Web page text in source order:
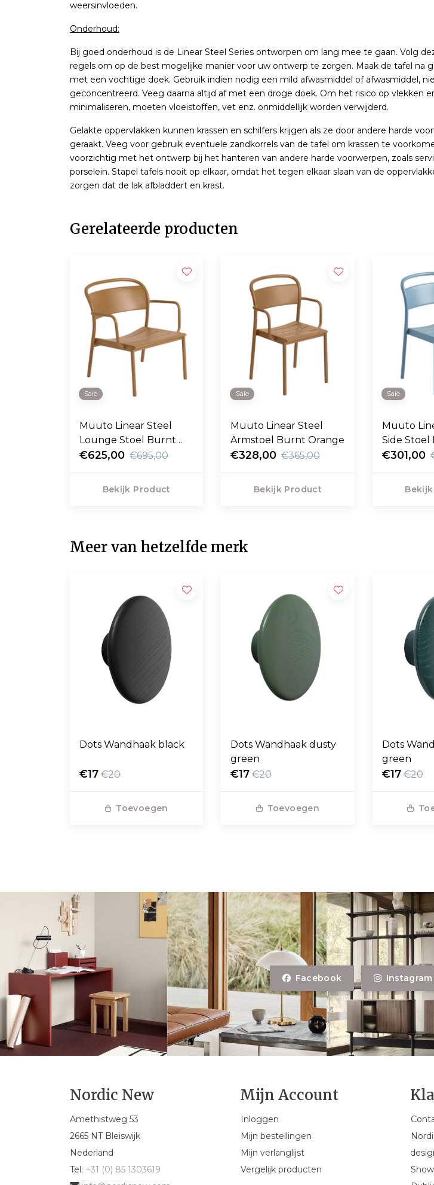
weersinvloeden.
Onderhoud:
Bij goed onderhoud is de Linear Steel Series ontworpen om lang mee te gaan. Volg
regels om op de best mogelijke manier voor uw ontwerp te zorgen. Maak de tafel na
met een vochtige doek. Gebruik indien nodig een mild afwasmiddel of afwasmiddel,
geconcentreerd. Veeg daarna altijd af met een droge doek. Om het risico op vlekken
minimaliseren, moeten vloeistoffen, vet enz. onmiddellijk worden verwijderd.
Gelakte oppervlakken kunnen krassen en schilfers krijgen als ze door andere harde
geraakt. Veeg voor gebruik eventuele zandkorrels van de tafel om krassen te
voorzichtig met het ontwerp bij het hanteren van andere harde voorwerpen, zoals
porselein. Stapel tafels nooit op elkaar, omdat het tegen elkaar slaan van de
zorgen dat de lak afbladdert en krast.
Gerelateerde producten
Sale
Muuto Linear Steel
Lounge Stoel Burnt
Orange
€625,00 €695,00
Bekijk Product
Sale
Muuto Linear Steel
Armstoel Burnt Orange
€328,00 €365,00
Bekijk Product
Sale
Muuto
Side Stoel
€301,00
Meer van hetzelfde merk
Dots Wandhaak black
€17 €20
Toevoegen
Dots Wandhaak dusty
green
€17 €20
Toevoegen
Dots
green
€17 €20
Facebook Instagram
Nordic New
Amethistweg 53
2665 NT Bleiswijk
Nederland
Tel: +31 (0) 85 1303619
Mijn Account
Inloggen
Mijn bestellingen
Mijn verlanglijst
Vergelijk producten